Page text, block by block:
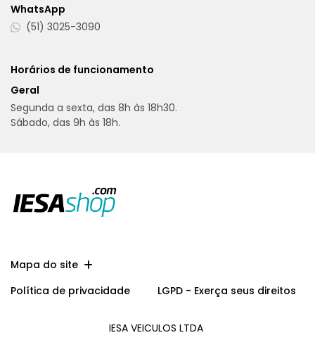
WhatsApp
(51) 3025-3090
Horários de funcionamento
Geral
Segunda a sexta, das 8h às 18h30.
Sábado, das 9h às 18h.
Mapa do site
Política de privacidade
LGPD - Exerça seus direitos
IESA VEICULOS LTDA